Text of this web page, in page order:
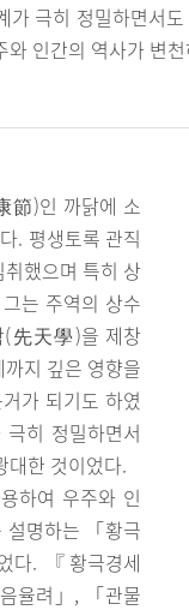
가 극히 정밀하면서
인간의 역사가 변
節)인 까닭에 소
. 평생토록 관직
했으며 특히 상
는 주역의 상수
(先天學)을 제창
지 깊은 영향을
가 되기도 하였
히 정밀하면서
대한 것이었다.
하여 우주와 인
설명하는 「황극
다. 『황극경세
율려」, 「관물